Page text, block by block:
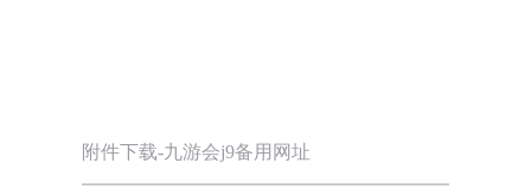
附件下载-九游会j9备用网址